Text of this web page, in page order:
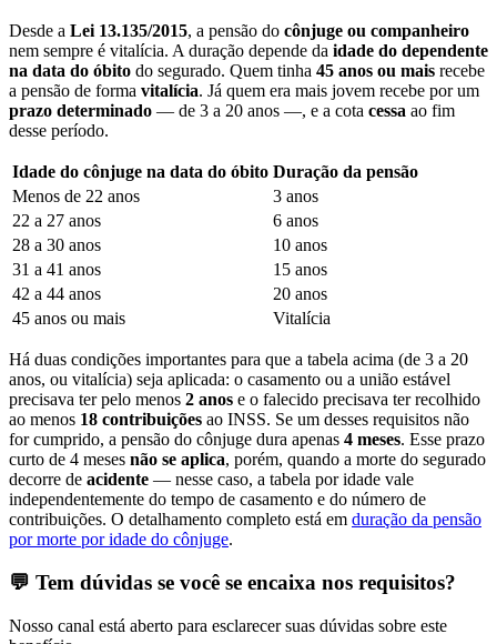
Desde a Lei 13.135/2015, a pensão do cônjuge ou companheiro
nem sempre é vitalícia. A duração depende da idade do dependente
na data do óbito do segurado. Quem tinha 45 anos ou mais recebe
a pensão de forma vitalícia. Já quem era mais jovem recebe por um
prazo determinado — de 3 a 20 anos —, e a cota cessa ao fim
desse período.
Idade do cônjuge na data do óbito Duração da pensão
Menos de 22 anos
3 anos
22 a 27 anos
6 anos
28 a 30 anos
10 anos
31 a 41 anos
15 anos
42 a 44 anos
20 anos
45 anos ou mais
Vitalícia
Há duas condições importantes para que a tabela acima (de 3 a 20
anos, ou vitalícia) seja aplicada: o casamento ou a união estável
precisava ter pelo menos 2 anos e o falecido precisava ter recolhido
ao menos 18 contribuições ao INSS. Se um desses requisitos não
for cumprido, a pensão do cônjuge dura apenas 4 meses. Esse prazo
curto de 4 meses não se aplica, porém, quando a morte do segurado
decorre de acidente — nesse caso, a tabela por idade vale
independentemente do tempo de casamento e do número de
contribuições. O detalhamento completo está em duração da pensão
por morte por idade do cônjuge.
💬 Tem dúvidas se você se encaixa nos requisitos?
Nosso canal está aberto para esclarecer suas dúvidas sobre este